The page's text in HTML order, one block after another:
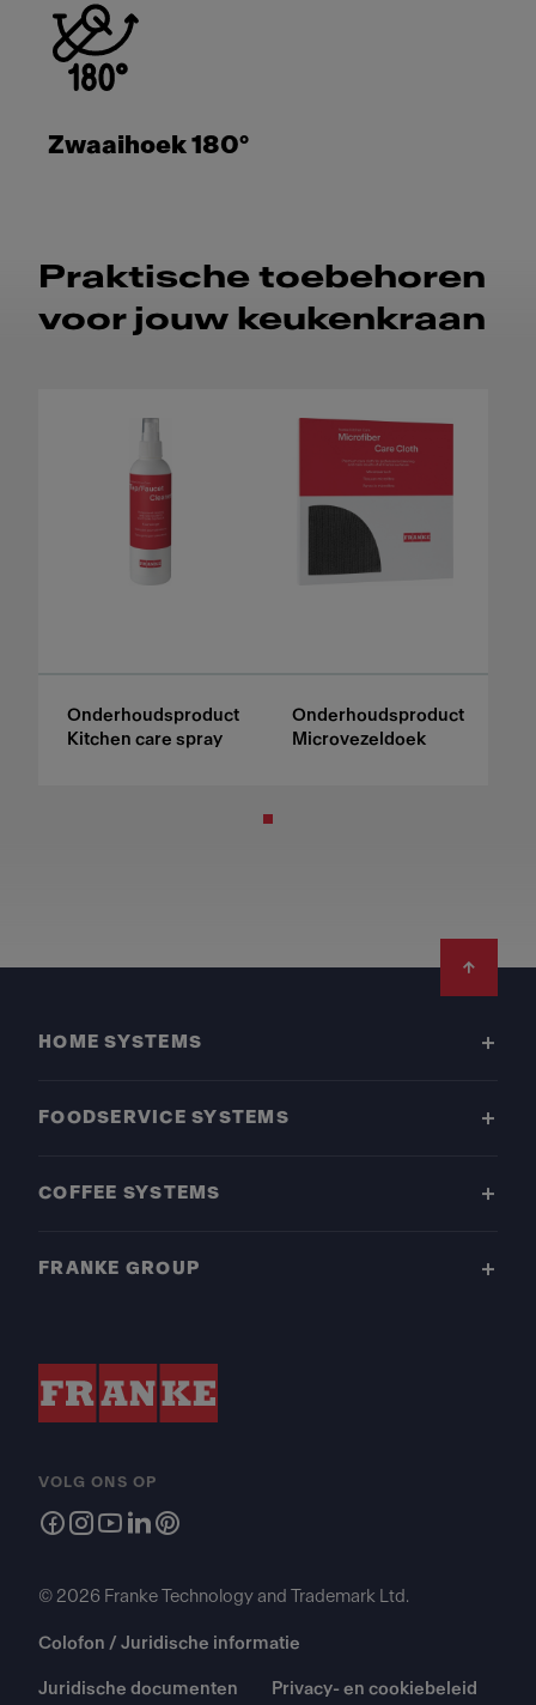
Zwaaihoek 180°
Praktische toebehoren
voor jouw keukenkraan
Onderhoudsproduct
Kitchen care spray
Onderhoudsproduct
Microvezeldoek
HOME SYSTEMS
FOODSERVICE SYSTEMS
COFFEE SYSTEMS
FRANKE GROUP
VOLG ONS OP
© 2026 Franke Technology and Trademark Ltd.
Colofon / Juridische informatie
Juridische documenten Privacy- en cookiebeleid